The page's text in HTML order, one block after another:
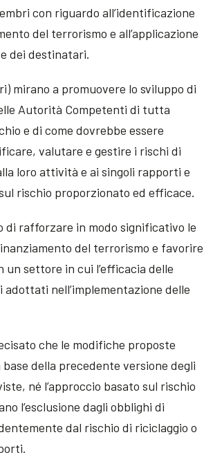
con riguardo all’identificazione
del terrorismo e all’applicazione
dei destinatari.
mirano a promuovere lo sviluppo di
Autorità Competenti di tutta
e di come dovrebbe essere
valutare e gestire i rischi di
loro attività e ai singoli rapporti e
rischio proporzionato ed efficace.
rafforzare in modo significativo le
del terrorismo e favorire
settore in cui l’efficacia delle
nell’implementazione delle
che le modifiche proposte
della precedente versione degli
né l’approccio basato sul rischio
l’esclusione dagli obblighi di
dal rischio di riciclaggio o